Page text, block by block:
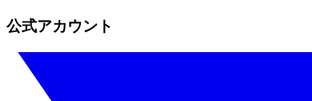
公式アカウント